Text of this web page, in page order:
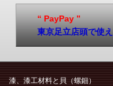
“ PayPay ”
東京足立店頭で使え
漆、漆工材料と貝（螺鈿）